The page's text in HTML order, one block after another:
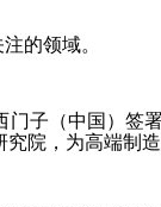
的领域。
子（中国）
院，为高端制